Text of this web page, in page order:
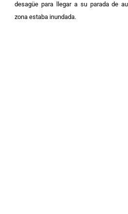
desagüe para llegar a su parada de
zona estaba inundada.